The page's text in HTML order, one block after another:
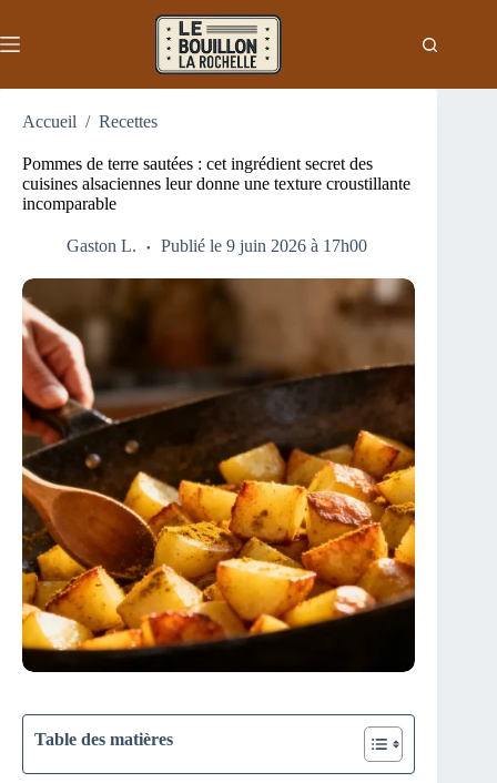
contenu
Accueil / Recettes
Pommes de terre sautées : cet ingrédient secret des
cuisines alsaciennes leur donne une texture croustillante
incomparable
Gaston L. Publié le 9 juin 2026 à 17h00
Table des matières